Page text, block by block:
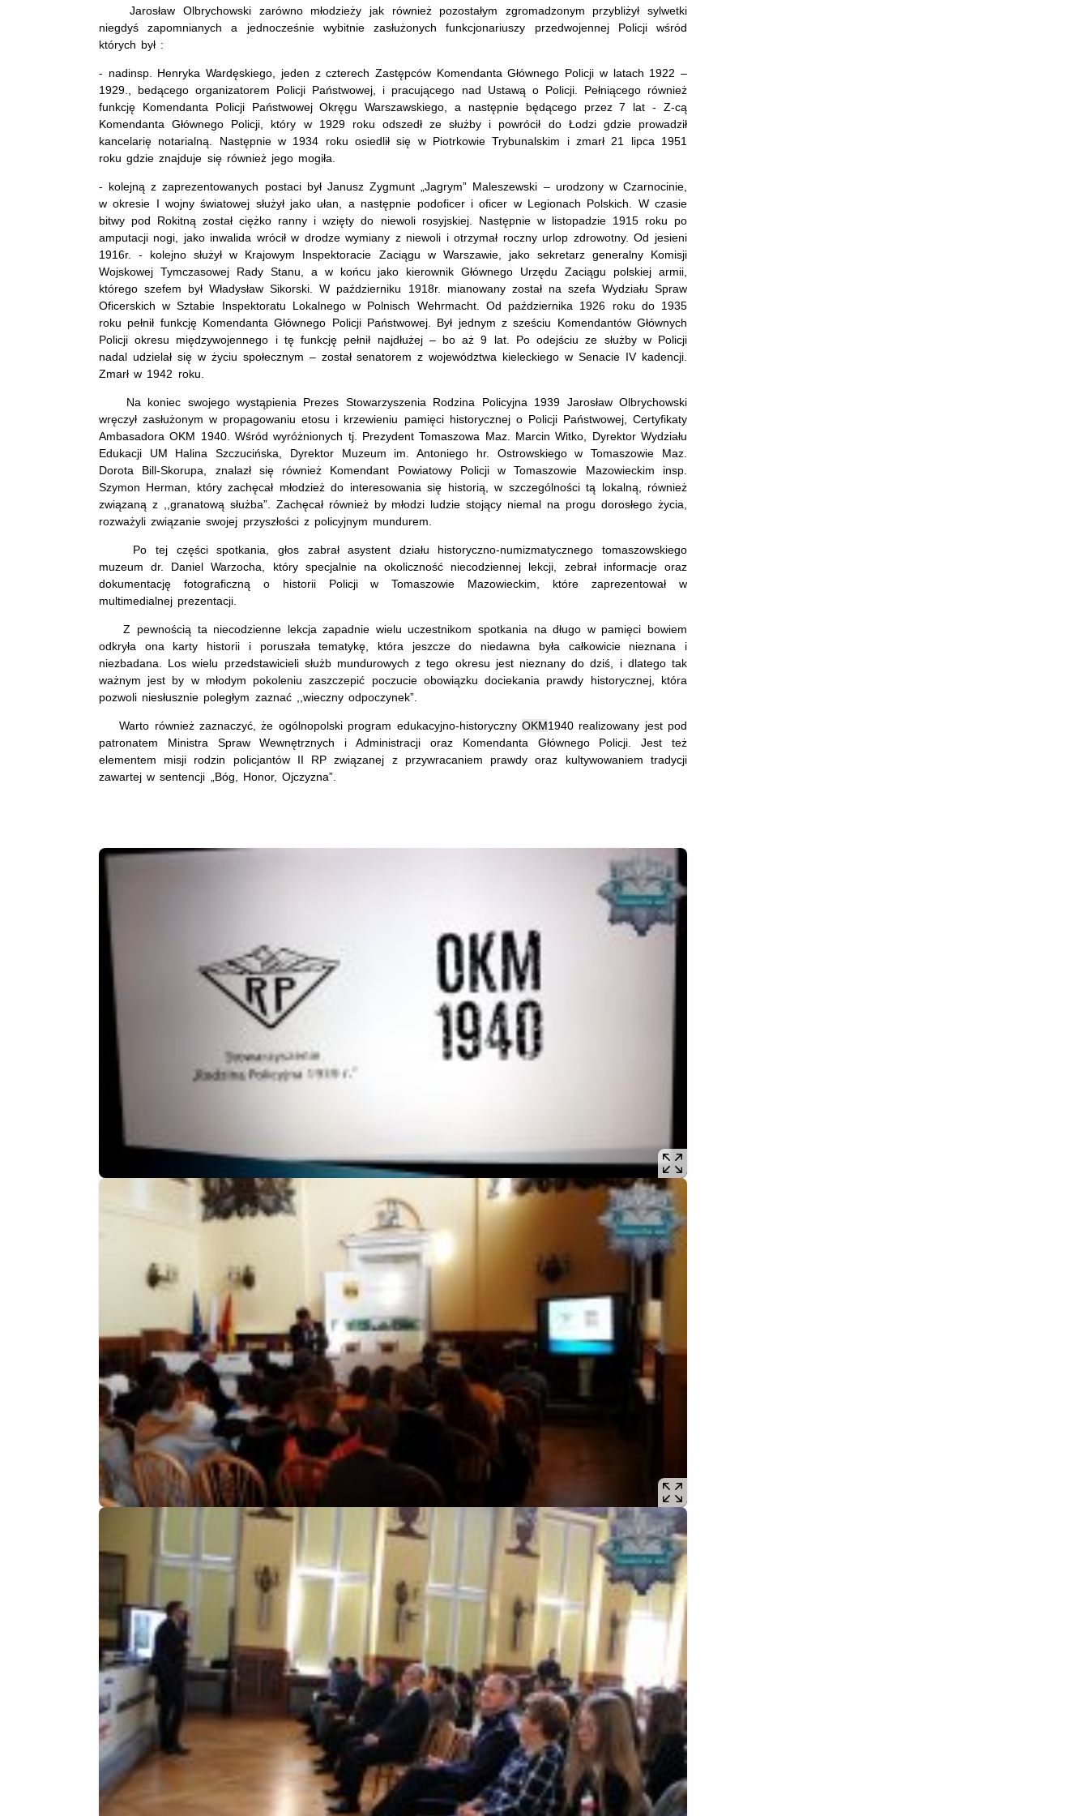
Jarosław Olbrychowski zarówno młodzieży jak również pozostałym zgromadzonym przybliżył sylwetki
niegdyś zapomnianych a jednocześnie wybitnie zasłużonych funkcjonariuszy przedwojennej Policji wśród
których był :
- nadinsp. Henryka Wardęskiego, jeden z czterech Zastępców Komendanta Głównego Policji w latach 1922 –
1929., bedącego organizatorem Policji Państwowej, i pracującego nad Ustawą o Policji. Pełniącego również
funkcję Komendanta Policji Państwowej Okręgu Warszawskiego, a następnie będącego przez 7 lat - Z-cą
Komendanta Głównego Policji, który w 1929 roku odszedł ze służby i powrócił do Łodzi gdzie prowadził
kancelarię notarialną. Następnie w 1934 roku osiedlił się w Piotrkowie Trybunalskim i zmarł 21 lipca 1951
roku gdzie znajduje się również jego mogiła.
- kolejną z zaprezentowanych postaci był Janusz Zygmunt „Jagrym” Maleszewski – urodzony w Czarnocinie,
w okresie I wojny światowej służył jako ułan, a następnie podoficer i oficer w Legionach Polskich. W czasie
bitwy pod Rokitną został ciężko ranny i wzięty do niewoli rosyjskiej. Następnie w listopadzie 1915 roku po
amputacji nogi, jako inwalida wrócił w drodze wymiany z niewoli i otrzymał roczny urlop zdrowotny. Od jesieni
1916r. - kolejno służył w Krajowym Inspektoracie Zaciągu w Warszawie, jako sekretarz generalny Komisji
Wojskowej Tymczasowej Rady Stanu, a w końcu jako kierownik Głównego Urzędu Zaciągu polskiej armii,
którego szefem był Władysław Sikorski. W październiku 1918r. mianowany został na szefa Wydziału Spraw
Oficerskich w Sztabie Inspektoratu Lokalnego w Polnisch Wehrmacht. Od października 1926 roku do 1935
roku pełnił funkcję Komendanta Głównego Policji Państwowej. Był jednym z sześciu Komendantów Głównych
Policji okresu międzywojennego i tę funkcję pełnił najdłużej – bo aż 9 lat. Po odejściu ze służby w Policji
nadal udzielał się w życiu społecznym – został senatorem z województwa kieleckiego w Senacie IV kadencji.
Zmarł w 1942 roku.
Na koniec swojego wystąpienia Prezes Stowarzyszenia Rodzina Policyjna 1939 Jarosław Olbrychowski
wręczył zasłużonym w propagowaniu etosu i krzewieniu pamięci historycznej o Policji Państwowej, Certyfikaty
Ambasadora OKM 1940. Wśród wyróżnionych tj. Prezydent Tomaszowa Maz. Marcin Witko, Dyrektor Wydziału
Edukacji UM Halina Szczucińska, Dyrektor Muzeum im. Antoniego hr. Ostrowskiego w Tomaszowie Maz.
Dorota Bill-Skorupa, znalazł się również Komendant Powiatowy Policji w Tomaszowie Mazowieckim insp.
Szymon Herman, który zachęcał młodzież do interesowania się historią, w szczególności tą lokalną, również
związaną z ,,granatową służba”. Zachęcał również by młodzi ludzie stojący niemal na progu dorosłego życia,
rozważyli związanie swojej przyszłości z policyjnym mundurem.
Po tej części spotkania, głos zabrał asystent działu historyczno-numizmatycznego tomaszowskiego
muzeum dr. Daniel Warzocha, który specjalnie na okoliczność niecodziennej lekcji, zebrał informacje oraz
dokumentację fotograficzną o historii Policji w Tomaszowie Mazowieckim, które zaprezentował w
multimedialnej prezentacji.
Z pewnością ta niecodzienne lekcja zapadnie wielu uczestnikom spotkania na długo w pamięci bowiem
odkryła ona karty historii i poruszała tematykę, która jeszcze do niedawna była całkowicie nieznana i
niezbadana. Los wielu przedstawicieli służb mundurowych z tego okresu jest nieznany do dziś, i dlatego tak
ważnym jest by w młodym pokoleniu zaszczepić poczucie obowiązku dociekania prawdy historycznej, która
pozwoli niesłusznie poległym zaznać ,,wieczny odpoczynek”.
Warto również zaznaczyć, że ogólnopolski program edukacyjno-historyczny OKM1940 realizowany jest pod
patronatem Ministra Spraw Wewnętrznych i Administracji oraz Komendanta Głównego Policji. Jest też
elementem misji rodzin policjantów II RP związanej z przywracaniem prawdy oraz kultywowaniem tradycji
zawartej w sentencji „Bóg, Honor, Ojczyzna”.